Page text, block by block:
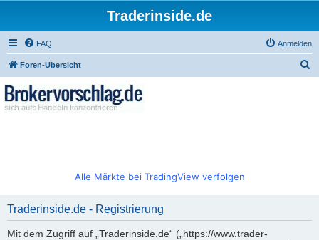
Traderinside.de
FAQ Anmelden
Foren-Übersicht
Alle Märkte bei TradingView verfolgen
Traderinside.de - Registrierung
Mit dem Zugriff auf „Traderinside.de“ („https://www.trader-